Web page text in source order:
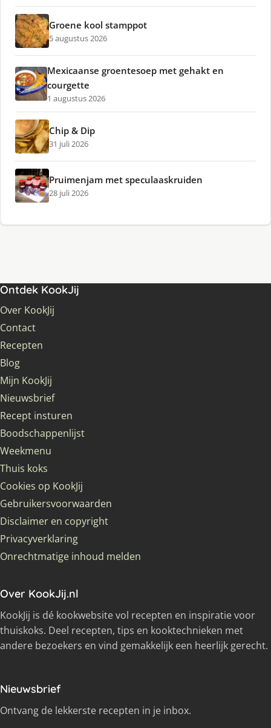
Groene kool stamppot
5 augustus 2026
Mexicaanse groentesoep met gehakt en
courgette
1 augustus 2026
Chip & Dip
31 juli 2026
Pruimenjam met speculaaskruiden
28 juli 2026
Ontdek KookJij
Over KookJij
Contact
Recepten
Blog
Mijn KookJij
Nieuwsbrief
Recept insturen
Boodschappenlijst
Weekmenu
Thuis koks
Cookies op KookJij
Gebruikersvoorwaarden
Disclaimer en copyright
Privacyverklaring
Onrechtmatige inhoud melden
Over KookJij.nl
KookJij is dé kookwebsite vol recepten en inspiratie voor
thuiskoks. Deel recepten, tips en kooktechnieken met
andere bezoekers en vind gemakkelijk een heerlijk gerecht.
Nieuwsbrief
Ontvang de lekkerste recepten in je inbox.